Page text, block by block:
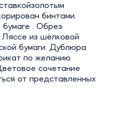
бинтами.
бумаге . Обрез
из шёлковой
бумаги. Дублюра
по желанию
сочетание
от представленных